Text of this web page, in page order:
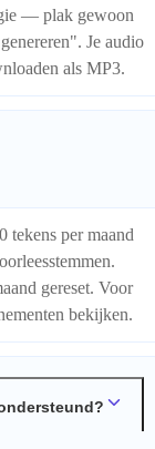
— plak gewoon
Je audio
als MP3.
tekens per maand
gereset. Voor
bekijken.